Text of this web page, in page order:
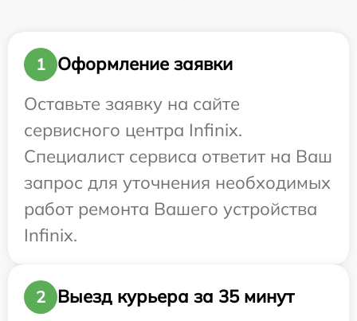
1
Оформление заявки
Оставьте заявку на сайте
сервисного центра Infinix.
Специалист сервиса ответит на Ваш
запрос для уточнения необходимых
работ ремонта Вашего устройства
Infinix.
2
Выезд курьера за 35 минут